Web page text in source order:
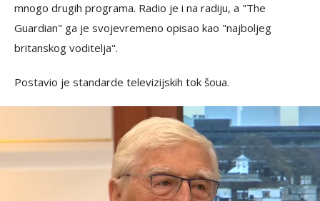
mnogo drugih programa. Radio je i na radiju, a "The
Guardian" ga je svojevremeno opisao kao "najboljeg
britanskog voditelja".
Postavio je standarde televizijskih tok šoua.